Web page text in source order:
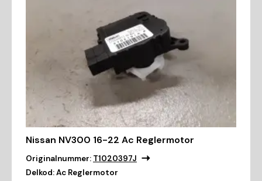
Nissan NV300 16-22 Ac Reglermotor
Originalnummer: T1020397J
Delkod:Ac Reglermotor